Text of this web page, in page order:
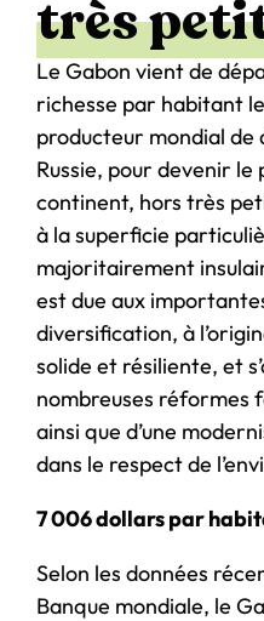
très
Le Gabon vient de
richesse par habitant
producteur mondial de
Russie, pour devenir le
continent, hors très
à la superficie
majoritairement
est due aux
diversification, à
solide et résiliente, et
nombreuses réformes
ainsi que d’une
dans le respect de
7 006 dollars par
Selon les données
Banque mondiale, le